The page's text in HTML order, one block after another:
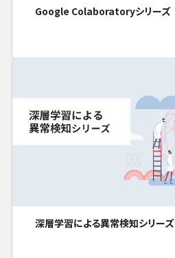
Google Colaboratoryシリーズ
深層学習による異常検知シリーズ